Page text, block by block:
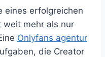
eines erfolgreichen
weit mehr als nur
Onlyfans agentur
die Creator